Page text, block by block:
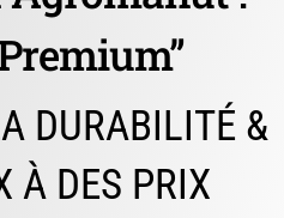
DURABILITÉ &
À DES PRIX